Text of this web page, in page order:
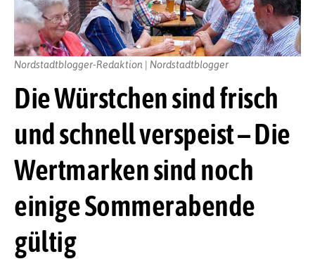
Die Würstchen sind frisch
und schnell verspeist – Die
Wertmarken sind noch
einige Sommerabende
gültig
Nordstadtblogger-Redaktion | Nordstadtblogger